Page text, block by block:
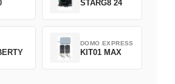
STARG8 24
DOMO EXPRESS
KIT01 MAX